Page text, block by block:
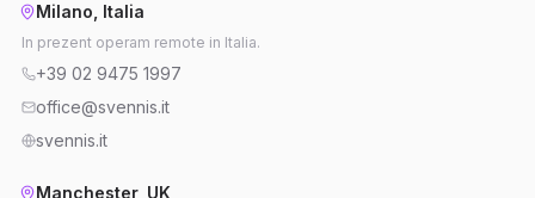
Milano, Italia
In prezent operam remote in Italia.
+39 02 9475 1997
office@svennis.it
svennis.it
Manchester, UK